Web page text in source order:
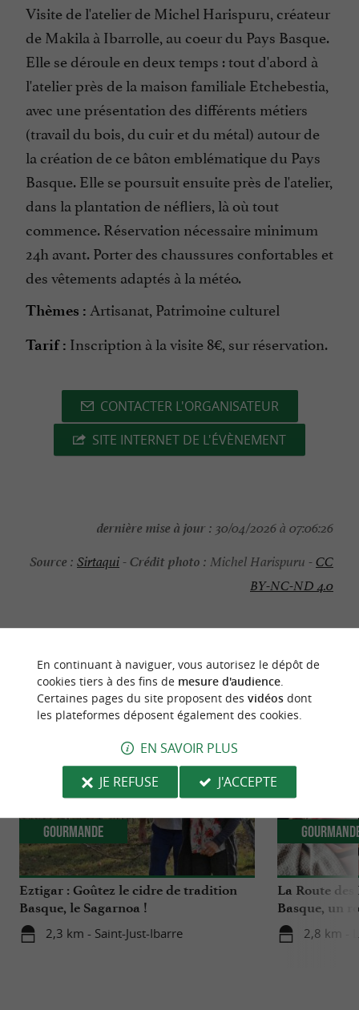
Visite de l'atelier de Michel Harispuru, créateur
de Makila à Ibarrolle, au coeur du Pays Basque.
Elle se déroule en deux temps : tout d'abord à
l'atelier près de la maison familiale Etchebestia,
avec une présentation des différents métiers
(travail du bois, du cuir et du métal) autour de
la création de ce bâton emblématique du Pays
Basque. Elle se poursuit ensuite près de l'atelier,
dans la plantation de néfliers, là où tout
commence. Réservation nécessaire minimum
24h avant. Porter des chaussures confortables et
des vêtements adaptés à la météo.
Thèmes : Artisanat, Patrimoine culturel
Tarif : Inscription à la visite 8€, sur réservation.
CONTACTER L'ORGANISATEUR
SITE INTERNET DE L'ÉVÈNEMENT
dernière mise à jour : 30/04/2026 à 07:06:26
Source : Sirtaqui-Crédit photo : Michel Harispuru -CC
BY-NC-ND 4.0
NOUS AVONS TESTÉPOUR VOUS
Eztigar : Goûtez le cidre de tradition
Basque, le Sagarnoa !
2,3 km - Saint-Just-Ibarre
Gourmande
La Route des
Basque, un
autour de
2,8 km -
En continuant à naviguer, vous autorisez le dépôt de
cookies tiers à des fins de mesure d'audience.
Certaines pages du site proposent des vidéosdont
les plateformes déposent également des cookies.
EN SAVOIR PLUS
JE REFUSE
J'ACCEPTE